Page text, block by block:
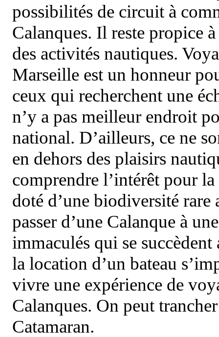
possibilités de circuit à
Calanques. Il reste propice
des activités nautiques.
Marseille est un honneur
ceux qui recherchent une
n’y a pas meilleur endroit
national. D’ailleurs, ce ne
en dehors des plaisirs
comprendre l’intérêt pour
doté d’une biodiversité
passer d’une Calanque à
immaculés qui se
la location d’un bateau
vivre une expérience de
Calanques. On peut
Catamaran.